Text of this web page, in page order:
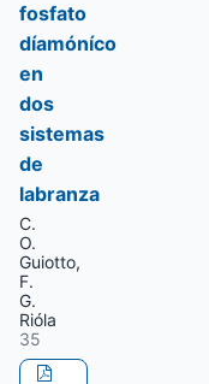
fosfato
díamóníco
en
dos
sistemas
de
labranza
C.
O.
Guiotto,
F.
G.
Rióla
35